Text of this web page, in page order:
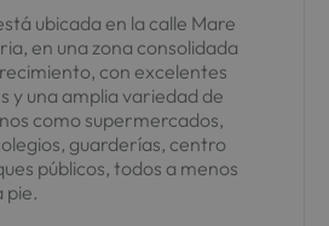
ubicada en la calle Mare
en una zona consolidada
con excelentes
y una amplia variedad de
como supermercados,
guarderías, centro
públicos, todos a menos
pie.